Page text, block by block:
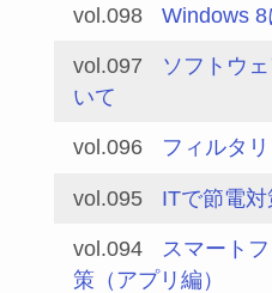
vol.098 Windows 8
vol.097
ソフトウ
いて
vol.096 フィルタ
vol.095 ITで節電
vol.094
スマート
策（アプリ編）